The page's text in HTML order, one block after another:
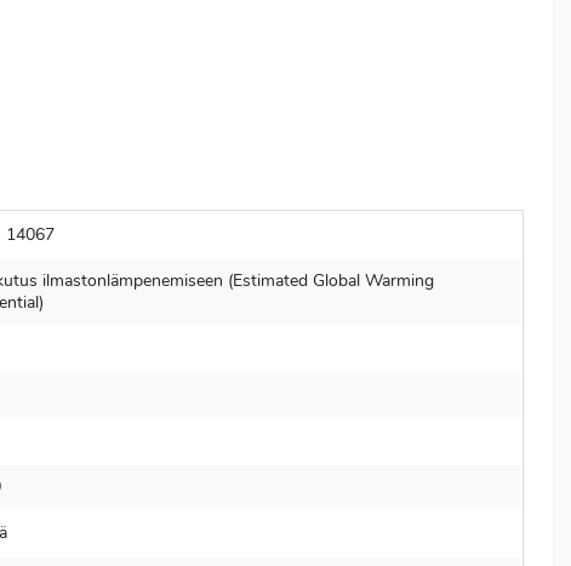
14067
ilmastonlämpenemiseen (Estimated Global Warming